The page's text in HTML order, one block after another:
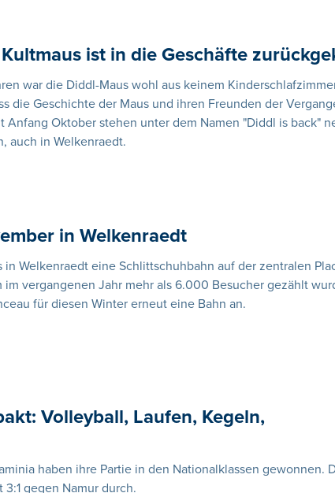
ist in die Geschäfte
war die Diddl-Maus wohl aus keinem
die Geschichte der Maus und ihren Freunden der
Anfang Oktober stehen unter dem Namen "Diddl is back"
auch in Welkenraedt.
in Welkenraedt
Welkenraedt eine Schlittschuhbahn auf der zentralen
vergangenen Jahr mehr als 6.000 Besucher gezählt
für diesen Winter erneut eine Bahn an.
Volleyball, Laufen, Kegeln,
haben ihre Partie in den Nationalklassen gewonnen.
gegen Namur durch.